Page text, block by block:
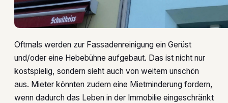
Oftmals werden zur Fassadenreinigung ein Gerüst
und/oder eine Hebebühne aufgebaut. Das ist nicht nur
kostspielig, sondern sieht auch von weitem unschön
aus. Mieter könnten zudem eine Mietminderung fordern,
wenn dadurch das Leben in der Immobilie eingeschränkt